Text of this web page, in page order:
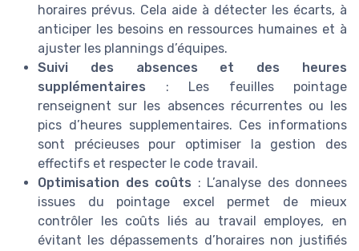
horaires prévus. Cela aide à détecter les écarts, à
anticiper les besoins en ressources humaines et à
ajuster les plannings d’équipes.
Suivi des absences et des heures
supplémentaires : Les feuilles pointage
renseignent sur les absences récurrentes ou les
pics d’heures supplementaires. Ces informations
sont précieuses pour optimiser la gestion des
effectifs et respecter le code travail.
Optimisation des coûts : L’analyse des donnees
issues du pointage excel permet de mieux
contrôler les coûts liés au travail employes, en
évitant les dépassements d’horaires non justifiés